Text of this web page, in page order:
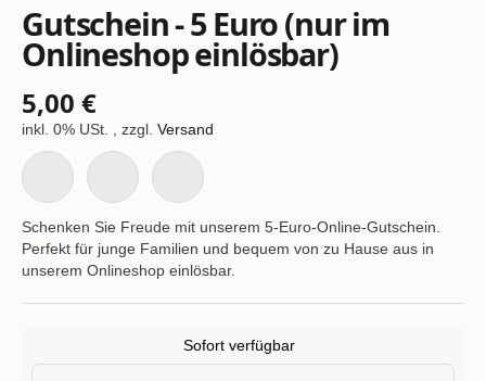
Gutschein - 5 Euro (nur im
Onlineshop einlösbar)
5,00 €
inkl. 0% USt. , zzgl. Versand
Schenken Sie Freude mit unserem 5-Euro-Online-Gutschein.
Perfekt für junge Familien und bequem von zu Hause aus in
unserem Onlineshop einlösbar.
Sofort verfügbar